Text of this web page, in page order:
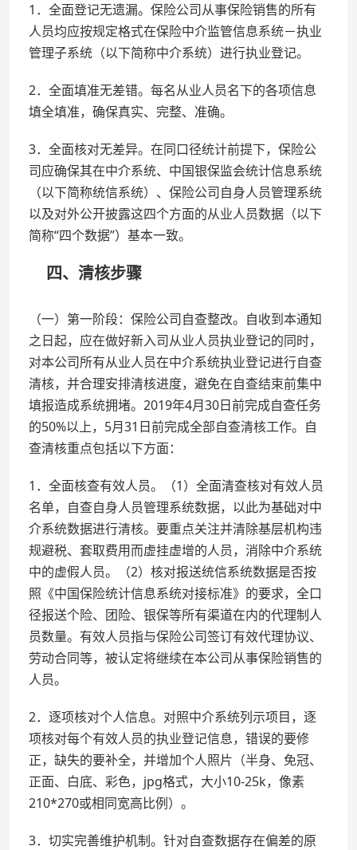
1．全面登记无遗漏。保险公司从事保险销售的所有
人员均应按规定格式在保险中介监管信息系统－执业
管理子系统（以下简称中介系统）进行执业登记。
2．全面填准无差错。每名从业人员名下的各项信息
填全填准，确保真实、完整、准确。
3．全面核对无差异。在同口径统计前提下，保险公
司应确保其在中介系统、中国银保监会统计信息系统
（以下简称统信系统）、保险公司自身人员管理系统
以及对外公开披露这四个方面的从业人员数据（以下
简称“四个数据”）基本一致。
四、清核步骤
（一）第一阶段：保险公司自查整改。自收到本通知
之日起，应在做好新入司从业人员执业登记的同时，
对本公司所有从业人员在中介系统执业登记进行自查
清核，并合理安排清核进度，避免在自查结束前集中
填报造成系统拥堵。2019年4月30日前完成自查任务
的50%以上，5月31日前完成全部自查清核工作。自
查清核重点包括以下方面：
1．全面核查有效人员。（1）全面清查核对有效人员
名单，自查自身人员管理系统数据，以此为基础对中
介系统数据进行清核。要重点关注并清除基层机构违
规避税、套取费用而虚挂虚增的人员，消除中介系统
中的虚假人员。（2）核对报送统信系统数据是否按
照《中国保险统计信息系统对接标准》的要求，全口
径报送个险、团险、银保等所有渠道在内的代理制人
员数量。有效人员指与保险公司签订有效代理协议、
劳动合同等，被认定将继续在本公司从事保险销售的
人员。
2．逐项核对个人信息。对照中介系统列示项目，逐
项核对每个有效人员的执业登记信息，错误的要修
正，缺失的要补全，并增加个人照片（半身、免冠、
正面、白底、彩色，jpg格式，大小10-25k，像素
210*270或相同宽高比例）。
3．切实完善维护机制。针对自查数据存在偏差的原